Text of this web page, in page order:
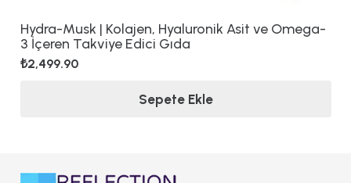
Hydra-Musk | Kolajen, Hyaluronik Asit ve Omega-
3 İçeren Takviye Edici Gıda
₺2,499.90
Sepete Ekle